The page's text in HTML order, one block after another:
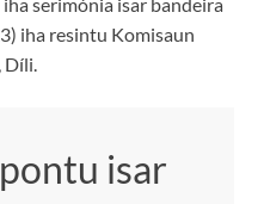
iha resintu Komisaun
Díli.
isar